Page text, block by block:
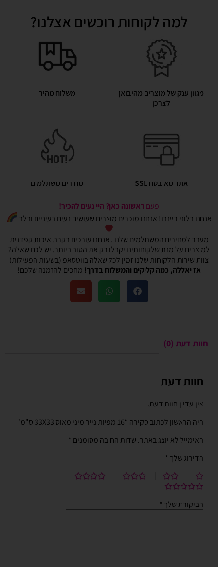
למה לקוחות רוכשים אצלנו?
מגוון ענק של מוצרים מהיבואן
לצרכן
משלוח מהיר
אתר מאובטח SSL מחירים משתלמים
פעם ראשונה כאן? היי נעים להכיר!
אנחנו בלוני ריינבו! אנחנו מוכרים מוצרים שעושים נעים בעיניים ובלב
מעבר למחירים המשתלמים שלנו , אנחנו עורכים בקרת איכות קפדנית
למוצרים על מנת שלקוחותינו יקבלו רק את הטוב ביותר. יש לכם שאלה?
צוות שירות הלקוחות שלנו זמין לכל שאלה בווטסאפ (בשעות הפעילות)
אז יאללה, כמה קליקים והמשלוח בדרך! מחכים להזמנה שלכם!
חוות דעת (0)
חוות דעת
אין עדיין חוות דעת.
היה הראשון לכתוב סקירה “16 מפיות נייר מיני מאוס 33X33 ס"מ”
האימייל לא יוצג באתר. שדות החובה מסומנים *
הדירוג שלך *
הביקורת שלך *